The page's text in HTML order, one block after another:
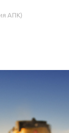
АПК)